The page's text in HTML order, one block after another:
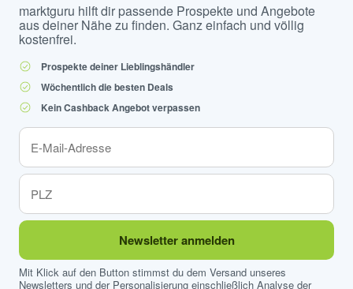
marktguru hilft dir passende Prospekte und Angebote
aus deiner Nähe zu finden. Ganz einfach und völlig
kostenfrei.
Prospekte deiner Lieblingshändler
Wöchentlich die besten Deals
Kein Cashback Angebot verpassen
Newsletter anmelden
Mit Klick auf den Button stimmst du dem Versand unseres
Newsletters und der Personalisierung einschließlich Analyse der